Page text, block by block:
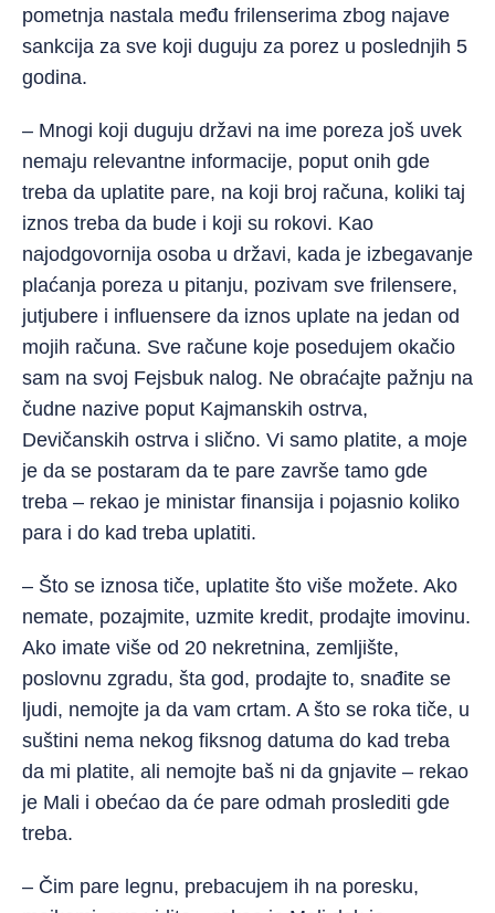
pometnja nastala među frilenserima zbog najave
sankcija za sve koji duguju za porez u poslednjih 5
godina.
– Mnogi koji duguju državi na ime poreza još uvek
nemaju relevantne informacije, poput onih gde
treba da uplatite pare, na koji broj računa, koliki taj
iznos treba da bude i koji su rokovi. Kao
najodgovornija osoba u državi, kada je izbegavanje
plaćanja poreza u pitanju, pozivam sve frilensere,
jutjubere i influensere da iznos uplate na jedan od
mojih računa. Sve račune koje posedujem okačio
sam na svoj Fejsbuk nalog. Ne obraćajte pažnju na
čudne nazive poput Kajmanskih ostrva,
Devičanskih ostrva i slično. Vi samo platite, a moje
je da se postaram da te pare završe tamo gde
treba – rekao je ministar finansija i pojasnio koliko
para i do kad treba uplatiti.
– Što se iznosa tiče, uplatite što više možete. Ako
nemate, pozajmite, uzmite kredit, prodajte imovinu.
Ako imate više od 20 nekretnina, zemljište,
poslovnu zgradu, šta god, prodajte to, snađite se
ljudi, nemojte ja da vam crtam. A što se roka tiče, u
suštini nema nekog fiksnog datuma do kad treba
da mi platite, ali nemojte baš ni da gnjavite – rekao
je Mali i obećao da će pare odmah proslediti gde
treba.
– Čim pare legnu, prebacujem ih na poresku,